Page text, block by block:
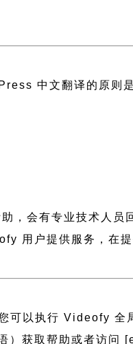
中文翻译的原则
，会有专业技术人员
用户提供服务，在
可以执行 Videofy 全
语）获取帮助或者访